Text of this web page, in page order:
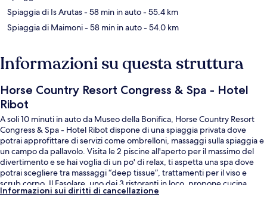
Spiaggia di Is Arutas- 58 min in auto- 55.4 km
Spiaggia di Maimoni- 58 min in auto- 54.0 km
Informazioni su questa struttura
Horse Country Resort Congress & Spa - Hotel
Ribot
A soli 10 minuti in auto da Museo della Bonifica, Horse Country Resort
Congress & Spa - Hotel Ribot dispone di una spiaggia privata dove
potrai approfittare di servizi come ombrelloni, massaggi sulla spiaggia e
un campo da pallavolo. Visita le 2 piscine all'aperto per il massimo del
divertimento e se hai voglia di un po' di relax, ti aspetta una spa dove
potrai scegliere tra massaggi “deep tissue”, trattamenti per il viso e
scrub corpo. Il Fasolare, uno dei 3 ristoranti in loco, propone cucina
internazionale e serve la colazione, il pranzo e la cena. Gli altri punti di
Informazioni sui diritti di cancellazione